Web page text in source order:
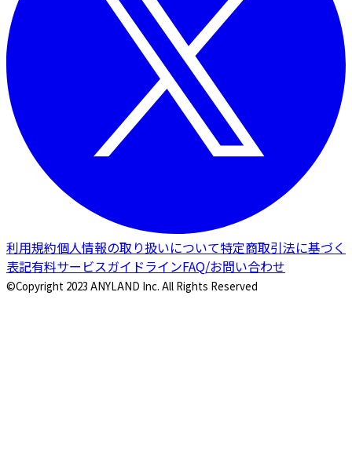
利用規約個人情報の取り扱いについて特定商取引法に基づく
表記有料サービスガイドラインFAQ/お問い合わせ
©Copyright 2023 ANYLAND Inc. All Rights Reserved